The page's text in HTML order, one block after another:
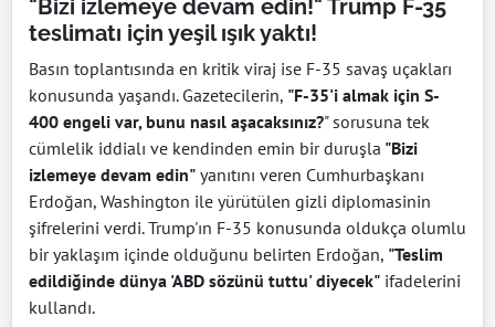
"Bizi izlemeye devam edin!" Trump F-35
teslimatı için yeşil ışık yaktı!
Basın toplantısında en kritik viraj ise F-35 savaş uçakları
konusunda yaşandı. Gazetecilerin, "F-35'i almak için S-
400 engeli var, bunu nasıl aşacaksınız?" sorusuna tek
cümlelik iddialı ve kendinden emin bir duruşla "Bizi
izlemeye devam edin" yanıtını veren Cumhurbaşkanı
Erdoğan, Washington ile yürütülen gizli diplomasinin
şifrelerini verdi. Trump'ın F-35 konusunda oldukça olumlu
bir yaklaşım içinde olduğunu belirten Erdoğan, "Teslim
edildiğinde dünya 'ABD sözünü tuttu' diyecek" ifadelerini
kullandı.